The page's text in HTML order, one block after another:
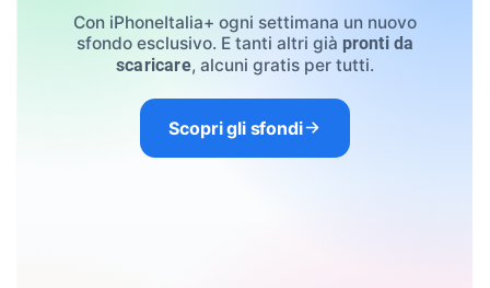
Con iPhoneItalia+ ogni settimana un nuovo
sfondo esclusivo. E tanti altri già pronti da
scaricare, alcuni gratis per tutti.
Scopri gli sfondi